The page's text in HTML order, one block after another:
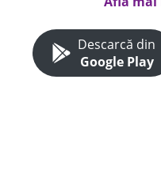
Descarcă din
Google Play